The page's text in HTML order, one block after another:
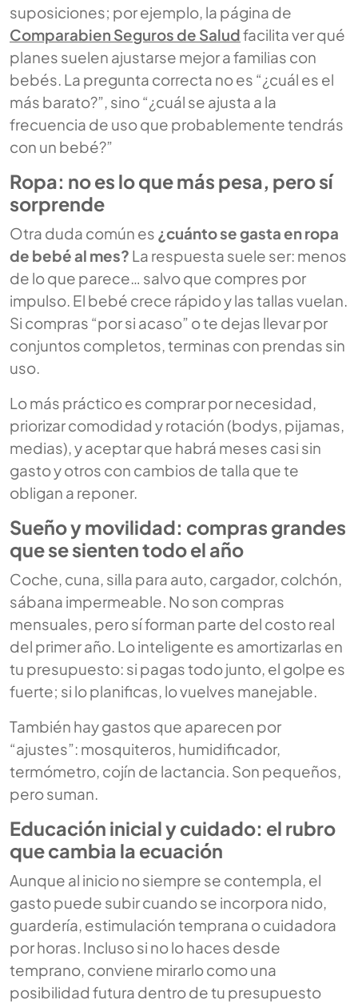
suposiciones; por ejemplo, la página de
Comparabien Seguros de Saludfacilita ver qué
planes suelen ajustarse mejor a familias con
bebés. La pregunta correcta no es “¿cuál es el
más barato?”, sino “¿cuál se ajusta a la
frecuencia de uso que probablemente tendrás
con un bebé?”
Ropa: no es lo que más pesa, pero sí
sorprende
Otra duda común es ¿cuánto se gasta en ropa
de bebé al mes? La respuesta suele ser: menos
de lo que parece… salvo que compres por
impulso. El bebé crece rápido y las tallas vuelan.
Si compras “por si acaso” o te dejas llevar por
conjuntos completos, terminas con prendas sin
uso.
Lo más práctico es comprar por necesidad,
priorizar comodidad y rotación (bodys, pijamas,
medias), y aceptar que habrá meses casi sin
gasto y otros con cambios de talla que te
obligan a reponer.
Sueño y movilidad: compras grandes
que se sienten todo el año
Coche, cuna, silla para auto, cargador, colchón,
sábana impermeable. No son compras
mensuales, pero sí forman parte del costo real
del primer año. Lo inteligente es amortizarlas en
tu presupuesto: si pagas todo junto, el golpe es
fuerte; si lo planificas, lo vuelves manejable.
También hay gastos que aparecen por
“ajustes”: mosquiteros, humidificador,
termómetro, cojín de lactancia. Son pequeños,
pero suman.
Educación inicial y cuidado: el rubro
que cambia la ecuación
Aunque al inicio no siempre se contempla, el
gasto puede subir cuando se incorpora nido,
guardería, estimulación temprana o cuidadora
por horas. Incluso si no lo haces desde
temprano, conviene mirarlo como una
posibilidad futura dentro de tu presupuesto